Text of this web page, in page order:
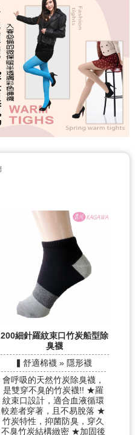
200細針羅紋束口竹炭船型除
臭襪
▍舒適棉襪 » 隱形襪
會呼吸的天然竹炭除臭襪，
是雙穿不臭的竹炭襪!! ★羅
紋束口設計，適合血液循環
較差者穿著，且不易脫落 ★
竹炭特性，抑菌防臭，穿久
不臭竹炭結構緻密 ★加固後